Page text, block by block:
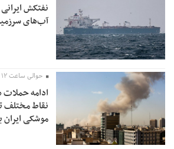
نفتکش
آب‌های
حوالی ساعت ۱۲ ظهر؛
ادامه حملات
نقاط مختلف
موشکی